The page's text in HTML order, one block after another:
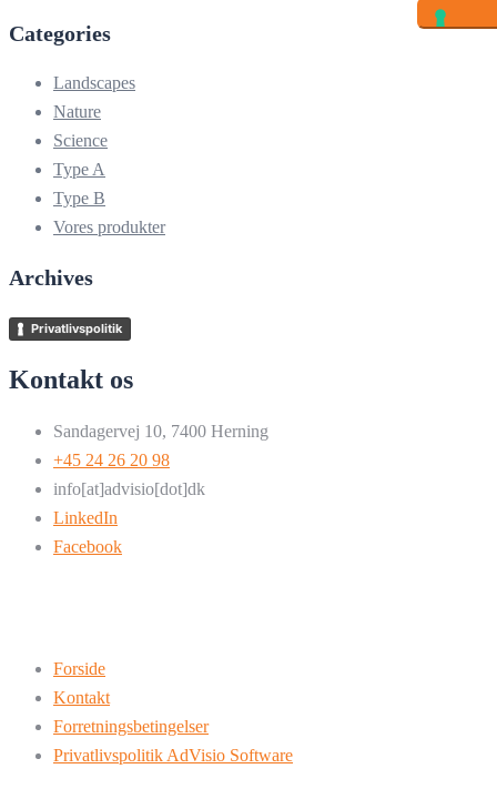
Categories
Landscapes
Nature
Science
Type A
Type B
Vores produkter
Archives
Privatlivspolitik
Kontakt os
Sandagervej 10, 7400 Herning
+45 24 26 20 98
info[at]advisio[dot]dk
LinkedIn
Facebook
Forside
Kontakt
Forretningsbetingelser
Privatlivspolitik AdVisio Software